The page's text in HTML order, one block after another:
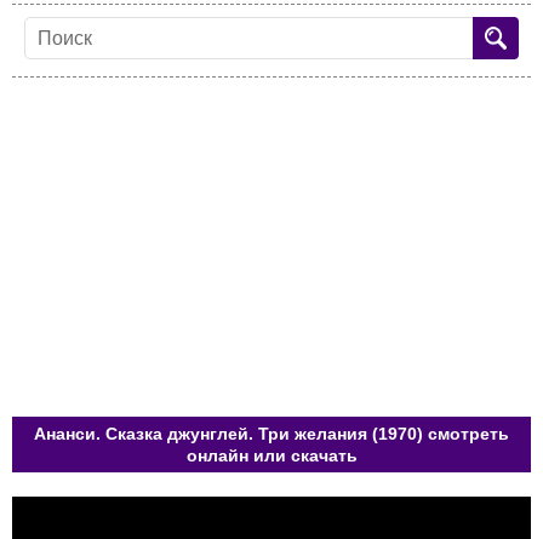
Ананси. Сказка джунглей. Три желания (1970) смотреть
онлайн или скачать